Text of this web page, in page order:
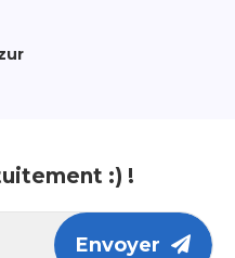
:) !
Envoyer